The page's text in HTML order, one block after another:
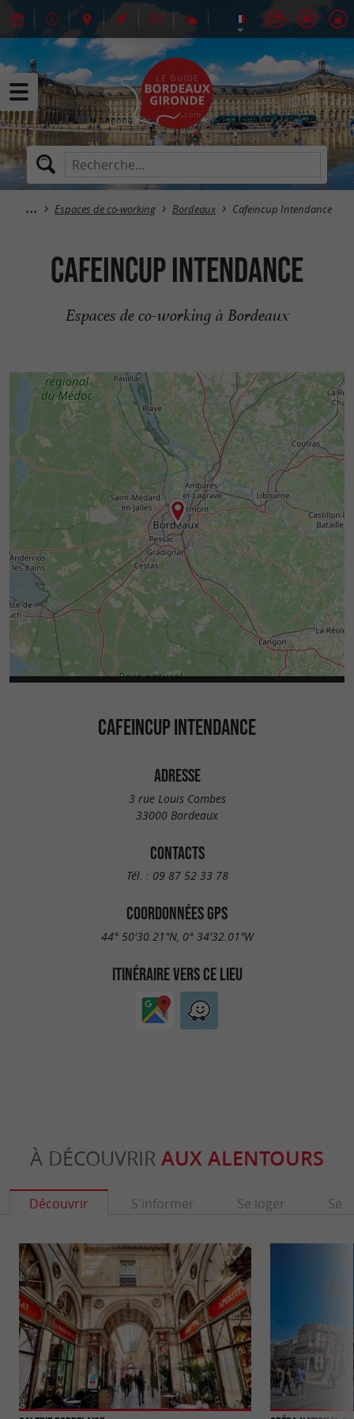
Espaces de co-working Bordeaux Cafeincup Intendance
Cafeincup Intendance
Espaces de co-working à Bordeaux
CAFEINCUP INTENDANCE
ADRESSE
3 rue Louis Combes
33000 Bordeaux
CONTACTS
Tél. : 09 87 52 33 78
COORDONNÉES GPS
44° 50'30.21"N, 0° 34'32.01"W
ITINÉRAIRE VERS CE LIEU
À DÉCOUVRIR AUX ALENTOURS
Découvrir S'informer Se loger Se